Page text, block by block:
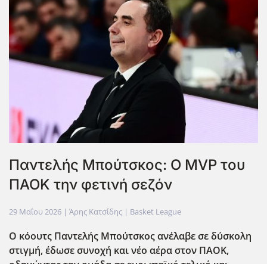
Παντελής Μπούτσκος: Ο MVP του
ΠΑΟΚ την φετινή σεζόν
29 Μαΐου 2026 | Άρης Κατσίδης | Basket League
Ο κόουτς Παντελής Μπούτσκος ανέλαβε σε δύσκολη
στιγμή, έδωσε συνοχή και νέο αέρα στον ΠΑΟΚ,